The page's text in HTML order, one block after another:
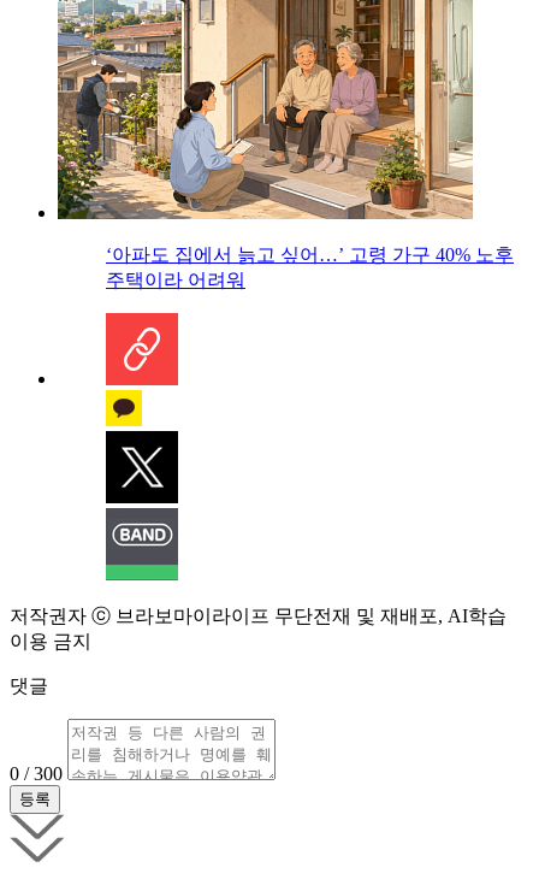
‘아파도 집에서 늙고 싶어…’ 고령 가구 40% 노후
주택이라 어려워
저작권자 ⓒ 브라보마이라이프 무단전재 및 재배포, AI학습
이용 금지
댓글
0 / 300